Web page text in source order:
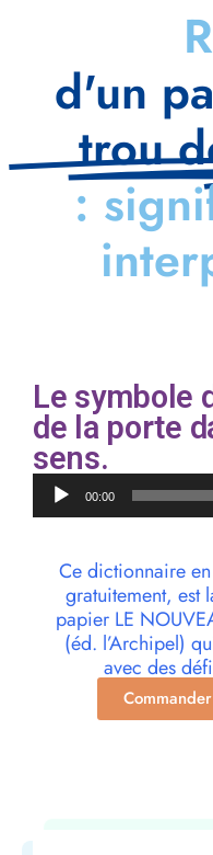
d'un
trou
:
Le symbole
de la porte
sens.
Lecteur
audio00:00
Ce dictionnaire
gratuitement, est
papier LE
(éd. l’Archipel)
avec des